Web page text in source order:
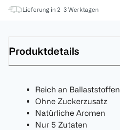
Lieferung in 2-3 Werktagen
Produktdetails
Reich an Ballaststoffen
Ohne Zuckerzusatz
Natürliche Aromen
Nur 5 Zutaten